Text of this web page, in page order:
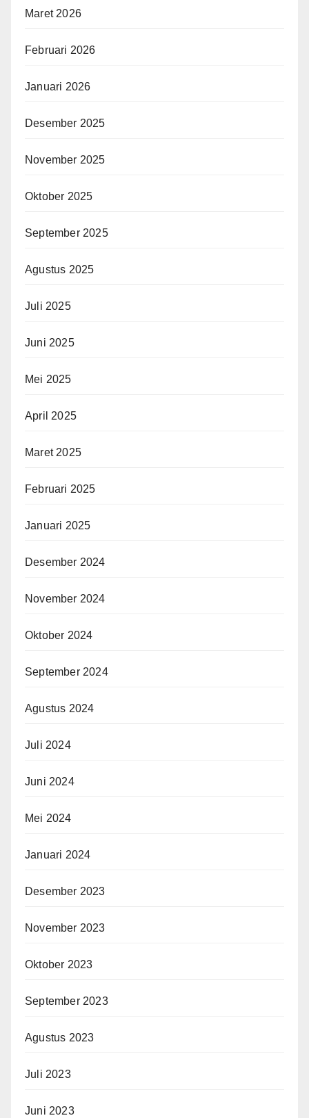
Maret 2026
Februari 2026
Januari 2026
Desember 2025
November 2025
Oktober 2025
September 2025
Agustus 2025
Juli 2025
Juni 2025
Mei 2025
April 2025
Maret 2025
Februari 2025
Januari 2025
Desember 2024
November 2024
Oktober 2024
September 2024
Agustus 2024
Juli 2024
Juni 2024
Mei 2024
Januari 2024
Desember 2023
November 2023
Oktober 2023
September 2023
Agustus 2023
Juli 2023
Juni 2023